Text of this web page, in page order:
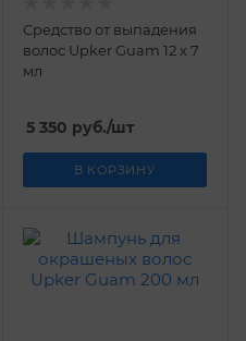
Средство от выпадения
волос Upker Guam 12 х 7
мл
5 350 руб./шт
В КОРЗИНУ